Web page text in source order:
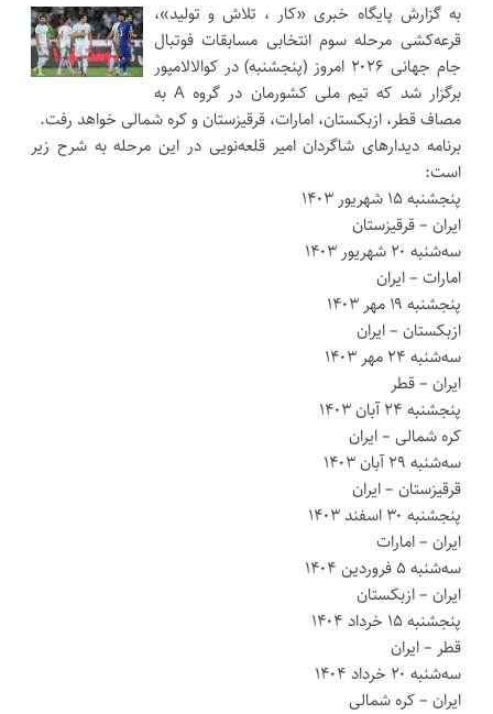
به گزارش پایگاه خبری «کار ، تلاش و تولید»،
قرعه‌کشی مرحله سوم انتخابی مسابقات فوتبال
جام جهانی ۲۰۲۶ امروز (پنجشنبه) در کوالالامپور
برگزار شد که تیم ملی کشورمان در گروه A به
مصاف قطر، ازبکستان، امارات، قرقیزستان و کره شمالی خواهد رفت.
برنامه دیدار‌های شاگردان امیر قلعه‌نویی در این مرحله به شرح زیر
است:
پنجشنبه ۱۵ شهریور ۱۴۰۳
ایران – قرقیزستان
سه‌شنبه ۲۰ شهریور ۱۴۰۳
امارات – ایران
پنجشنبه ۱۹ مهر ۱۴۰۳
ازبکستان – ایران
سه‌شنبه ۲۴ مهر ۱۴۰۳
ایران – قطر
پنجشنبه ۲۴ آبان ۱۴۰۳
کره شمالی – ایران
سه‌شنبه ۲۹ آبان ۱۴۰۳
قرقیزستان – ایران
پنجشنبه ۳۰ اسفند ۱۴۰۳
ایران – امارات
سه‌شنبه ۵ فروردین ۱۴۰۴
ایران – ازبکستان
پنجشنبه ۱۵ خرداد ۱۴۰۴
قطر – ایران
سه‌شنبه ۲۰ خرداد ۱۴۰۴
ایران – کره شمالی